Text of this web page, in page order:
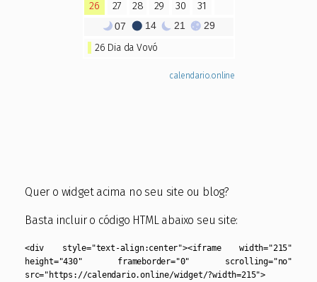
Quer o widget acima no seu site ou blog?
Basta incluir o código HTML abaixo seu site:
<div style="text-align:center"><iframe width="215"
height="430" frameborder="0" scrolling="no"
src="https://calendario.online/widget/?width=215">